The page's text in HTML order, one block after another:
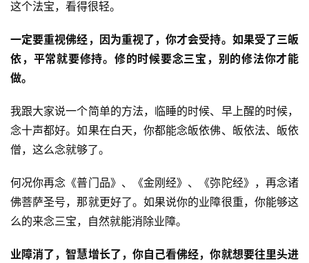
高
僧
访
谈
心
乐
菩
提
专
题
这个法宝，看得很轻。
一定要重视佛经，因为重视了，你才会受持。如果受了三皈
依，平常就要修持。修的时候要念三宝，别的修法你才能
做。
我跟大家说一个简单的方法，临睡的时候、早上醒的时候，
念十声都好。如果在白天，你都能念皈依佛、皈依法、皈依
僧，这么念就够了。
何况你再念《普门品》、《金刚经》、《弥陀经》，再念诸
佛菩萨圣号，那就更好了。如果说你的业障很重，你能够这
么的来念三宝，自然就能消除业障。
业障消了，智慧增长了，你自己看佛经，你就想要往里头进